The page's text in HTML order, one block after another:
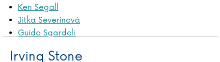
Ken Segall
Jitka Severinová
Guido Sgardoli
Jasmin Schlaich
Irving Stone